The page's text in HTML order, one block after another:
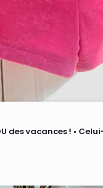
des vacances ! •